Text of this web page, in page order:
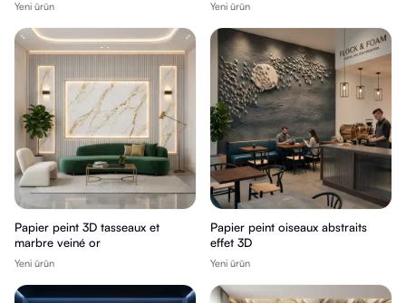
Yeni ürün Yeni ürün
Papier peint 3D tasseaux et
marbre veiné or
Yeni ürün
Papier peint oiseaux abstraits
effet 3D
Yeni ürün